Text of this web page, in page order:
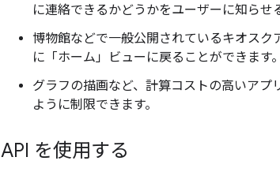
に連絡できるかどうかをユーザーに知らせ
博物館などで一般公開されているキオス
に「ホーム」ビューに戻ることができます。
グラフの描画など、計算コストの高いア
ように制限できます。
API を使用する